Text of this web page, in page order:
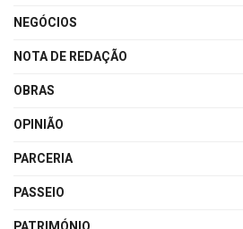
NEGÓCIOS
NOTA DE REDAÇÃO
OBRAS
OPINIÃO
PARCERIA
PASSEIO